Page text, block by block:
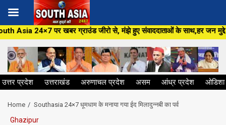
Skip
to
content
जीरो से, मंझे हुए संवाददाताओं के साथ,हर जन मुद्दे पर, सीधा सवाल
उत्तर प्रदेश उत्तराखंड अरुणाचल प्रदेश असम आंध्र प्रदेश ओडिशा
Home Southasia 24×7 धूमधाम के मनाया गया ईद मिलादुन्नबी का पर्व
Ghazipur